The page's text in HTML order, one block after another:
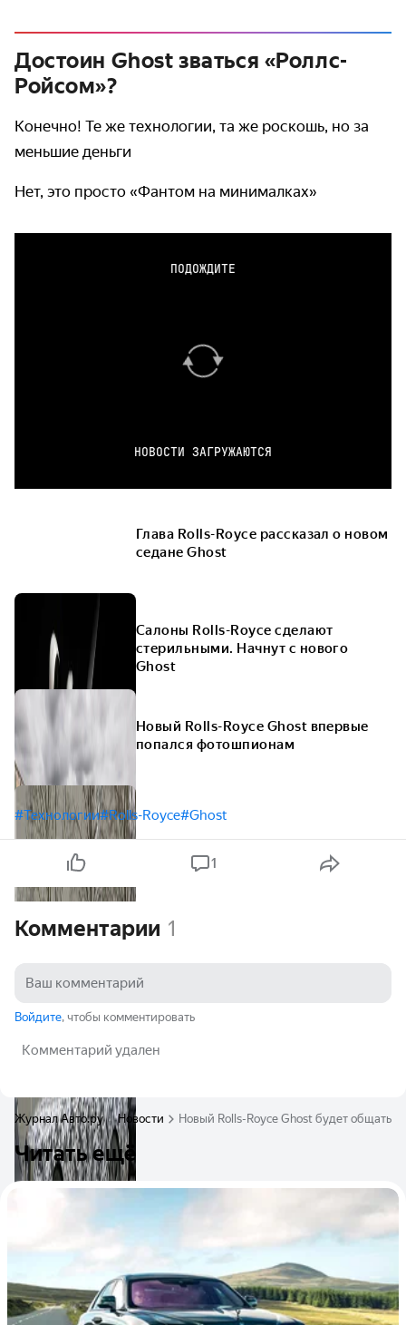
Достоин Ghost зваться «Роллс-
Ройсом»?
Конечно! Те же технологии, та же роскошь, но за
меньшие деньги
Нет, это просто «Фантом на минималках»
ПОДОЖДИТЕ
НОВОСТИ ЗАГРУЖАЮТСЯ
Глава Rolls-Royce рассказал о новом
седане Ghost
Салоны Rolls-Royce сделают
стерильными. Начнут с нового
Ghost
Новый Rolls-Royce Ghost впервые
попался фотошпионам
#Технологии#Rolls-Royce#Ghost
1
Комментарии 1
Войдите, чтобы комментировать
Комментарий удален
Журнал Авто.ру Новости Новый Rolls-Royce Ghost будет
Читать ещё